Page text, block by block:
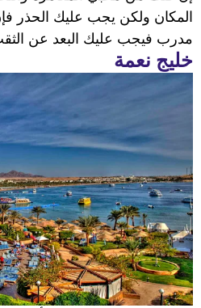
المكان ولكن يجب عليك الحذر
مدرب فيجب عليك البعد عن
خليج نعمة